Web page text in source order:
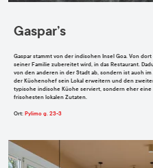
Gaspar’s
Gaspar stammt von der indischen Insel Goa. Von
seiner Familie zubereitet wird, in das Restaurant.
von den anderen in der Stadt ab, sondern ist auch
der Küchenchef sein Lokal erweitern und den
typische indische Küche serviert, sondern eher eine
frischesten lokalen Zutaten.
Ort: Pylimo g. 23-3